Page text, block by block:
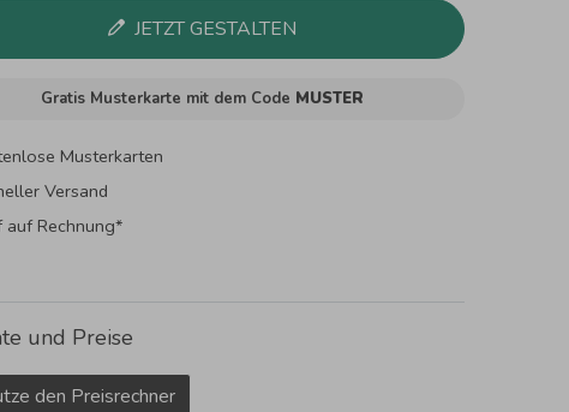
JETZT GESTALTEN
Gratis Musterkarte mit dem Code MUSTER
Musterkarten
Versand
auf Rechnung*
und Preise
den Preisrechner